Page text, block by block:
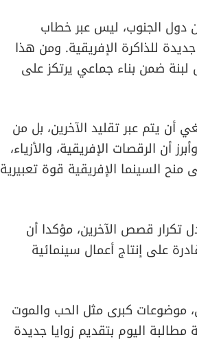
دول الجنوب، ليس عبر خطاب
للذاكرة الإفريقية. ومن هذا
لبنة ضمن بناء جماعي يرتكز على
يتم عبر تقليد الآخرين، بل من
أن الرقصات الإفريقية، والأزياء،
منح السينما الإفريقية قوة تعبيرية
تكرار قصص الآخرين، مؤكدا أن
على إنتاج أعمال سينمائية
موضوعات كبرى مثل الحب والموت
مطالبة اليوم بتقديم زوايا جديدة